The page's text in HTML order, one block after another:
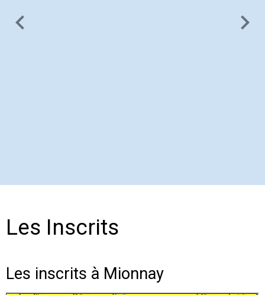
Les Inscrits
Les inscrits à Mionnay